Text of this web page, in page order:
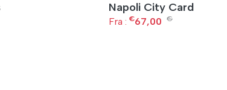
Napoli City Card
Fra : €67,00 €